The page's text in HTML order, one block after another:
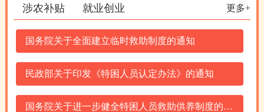
涉农补贴 就业创业 更多+
国务院关于全面建立临时救助制度的通知
民政部关于印发《特困人员认定办法》的通知
国务院关于进一步健全特困人员救助供养制度的意见